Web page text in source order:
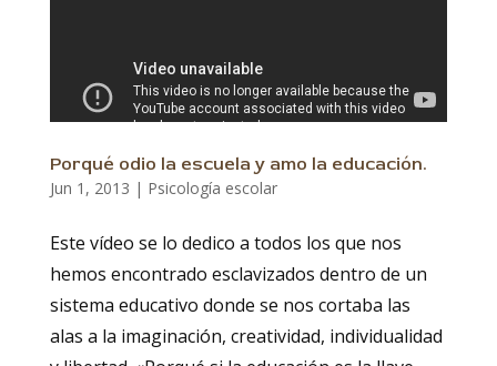
Porqué odio la escuela y amo la educación.
Jun 1, 2013 | Psicología escolar
Este vídeo se lo dedico a todos los que nos
hemos encontrado esclavizados dentro de un
sistema educativo donde se nos cortaba las
alas a la imaginación, creatividad, individualidad